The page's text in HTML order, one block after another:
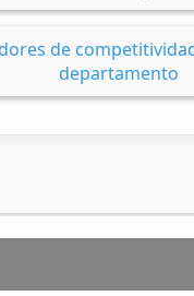
de
departamento